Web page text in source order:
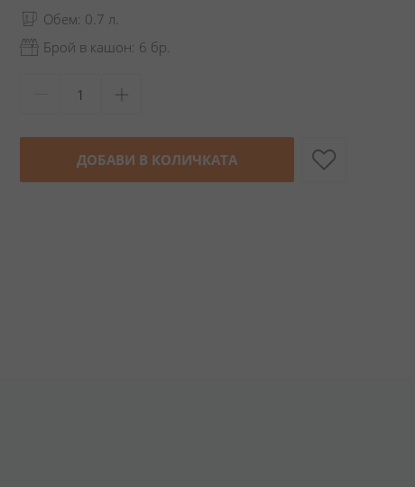
Обем: 0.7 л.
Брой в кашон: 6 бр.
ДОБАВИ В КОЛИЧКАТА